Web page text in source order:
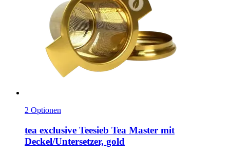
2 Optionen
tea exclusive Teesieb Tea Master mit
Deckel/Untersetzer, gold